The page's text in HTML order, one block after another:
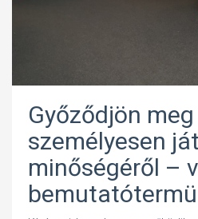
Győződjön meg
személyesen
minőségéről –